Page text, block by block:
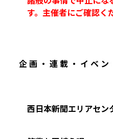
す。主催者にご確認く
企画・連載・イベン
西日本新聞エリアセン